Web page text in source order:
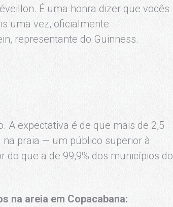
É uma honra dizer que vocês
uma vez, oficialmente
representante do Guinness.
A expectativa é de que mais de 2,5
praia — um público superior à
do que a de 99,9% dos municípios do
na areia em Copacabana: